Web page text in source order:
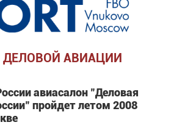
ДЕЛОВОЙ АВИАЦИИ
авиасалон "Деловая
пройдет летом 2008